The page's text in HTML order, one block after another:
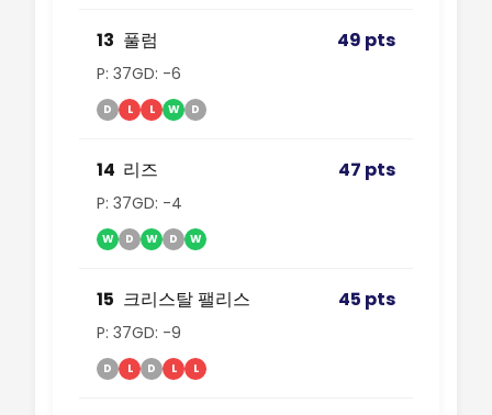
13 풀럼 49 pts
P: 37GD: -6
D L L W D
14 리즈 47 pts
P: 37GD: -4
W D W D W
15 크리스탈 팰리스 45 pts
P: 37GD: -9
D L D L L